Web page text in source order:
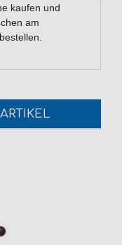
kaufen und
am